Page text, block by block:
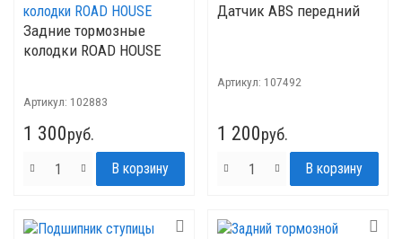
Задние тормозные
колодки ROAD HOUSE
Артикул: 102883
1 300руб.
Датчик ABS передний
Артикул: 107492
1 200руб.